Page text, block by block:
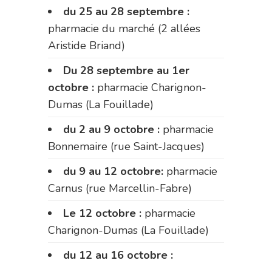
du 25 au 28 septembre :
pharmacie du marché (2 allées
Aristide Briand)
Du 28 septembre au 1er
octobre : pharmacie Charignon-
Dumas (La Fouillade)
du 2 au 9 octobre : pharmacie
Bonnemaire (rue Saint-Jacques)
du 9 au 12 octobre: pharmacie
Carnus (rue Marcellin-Fabre)
Le 12 octobre : pharmacie
Charignon-Dumas (La Fouillade)
du 12 au 16 octobre :